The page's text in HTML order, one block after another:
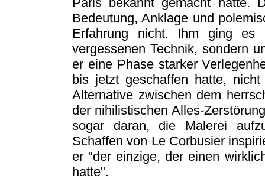
Bedeutung, Anklage und
Erfahrung nicht. Ihm ging es
vergessenen Technik, sondern
er eine Phase starker
bis jetzt geschaffen hatte,
Alternative zwischen dem
der nihilistischen Alles-
sogar daran, die Malerei
Schaffen von Le Corbusier
er "der einzige, der einen
hatte".